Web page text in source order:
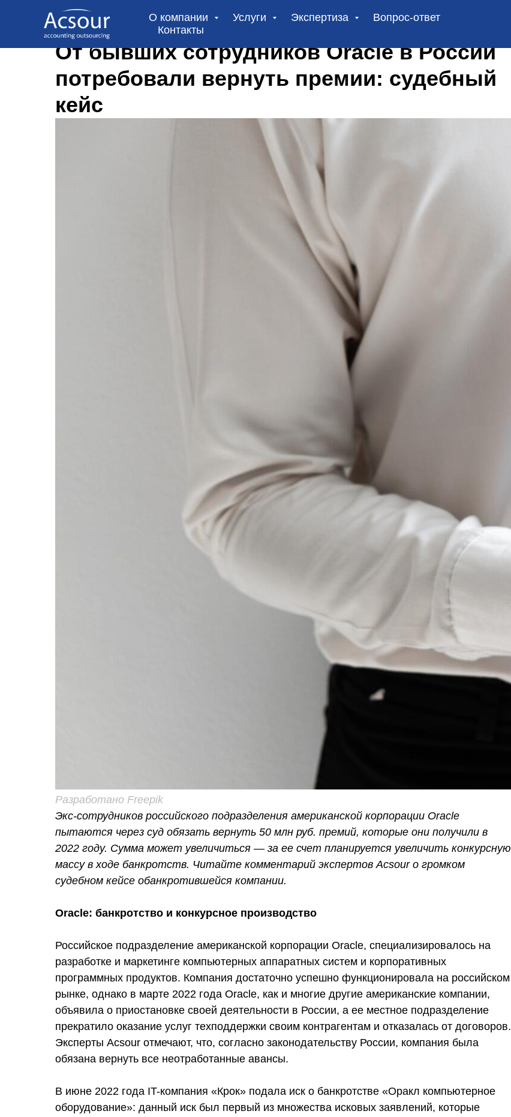
О компании Услуги Экспертиза
Вопрос-ответ
Контакты
От бывших сотрудников Oracle в России
потребовали вернуть премии: судебный
кейс
Разработано Freepik
Экс-сотрудников российского подразделения американской корпорации Oracle
пытаются через суд обязать вернуть 50 млн руб. премий, которые они получили в
2022 году. Сумма может увеличиться — за ее счет планируется увеличить конкурсную
массу в ходе банкротств. Читайте комментарий экспертов Acsour о громком
судебном кейсе обанкротившейся компании.
Oracle: банкротство и конкурсное производство
Российское подразделение американской корпорации Oracle, специализировалось на
разработке и маркетинге компьютерных аппаратных систем и корпоративных
программных продуктов. Компания достаточно успешно функционировала на российском
рынке, однако в марте 2022 года Oracle, как и многие другие американские компании,
объявила о приостановке своей деятельности в России, а ее местное подразделение
прекратило оказание услуг техподдержки своим контрагентам и отказалась от договоров.
Эксперты Acsour отмечают, что, согласно законодательству России, компания была
обязана вернуть все неотработанные авансы.
В июне 2022 года IT-компания «Крок» подала иск о банкротстве «Оракл компьютерное
оборудование»: данный иск был первый из множества исковых заявлений, которые